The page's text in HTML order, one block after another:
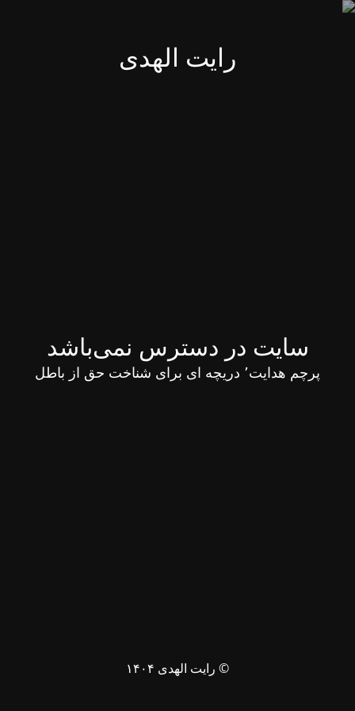
رایت الهدی
سایت در دسترس نمی‌باشد
پرچم هدایت٬ دریچه ای برای شناخت حق از باطل
© رایت الهدی ۱۴۰۴